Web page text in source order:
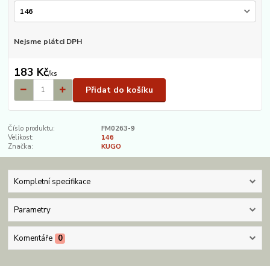
Nejsme plátci DPH
183 Kč/ks
Přidat do košíku
Číslo produktu:
FM0263-9
Velikost:
146
Značka:
KUGO
Kompletní specifikace
Parametry
Komentáře 0